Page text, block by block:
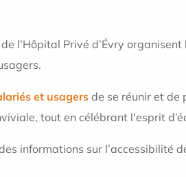
l’Hôpital Privé d’Évry organisent
et usagers de se réunir et
tout en célébrant l'esprit
informations sur l’accessibilité